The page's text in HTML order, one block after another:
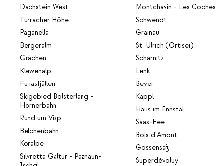
Dachstein West
Turracher Höhe
Paganella
Bergeralm
Grächen
Klewenalp
Funäsfjällen
Skigebied Bolsterlang -
Hörnerbahn
Rund um Visp
Belchenbahn
Koralpe
Silvretta Galtür - Paznaun-
Montchavin - Les Coches
Schwendt
Grainau
St. Ulrich (Ortisei)
Scharnitz
Lenk
Bever
Kappl
Haus im Ennstal
Saas-Fee
Bois d'Amont
Gossensaß
Superdévoluy